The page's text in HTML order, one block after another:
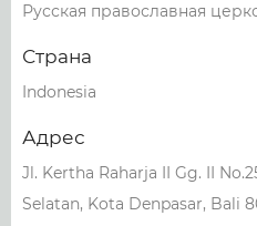
Русская православная
Страна
Indonesia
Адрес
Jl. Kertha Raharja II Gg. II
Selatan, Kota Denpasar, Bali